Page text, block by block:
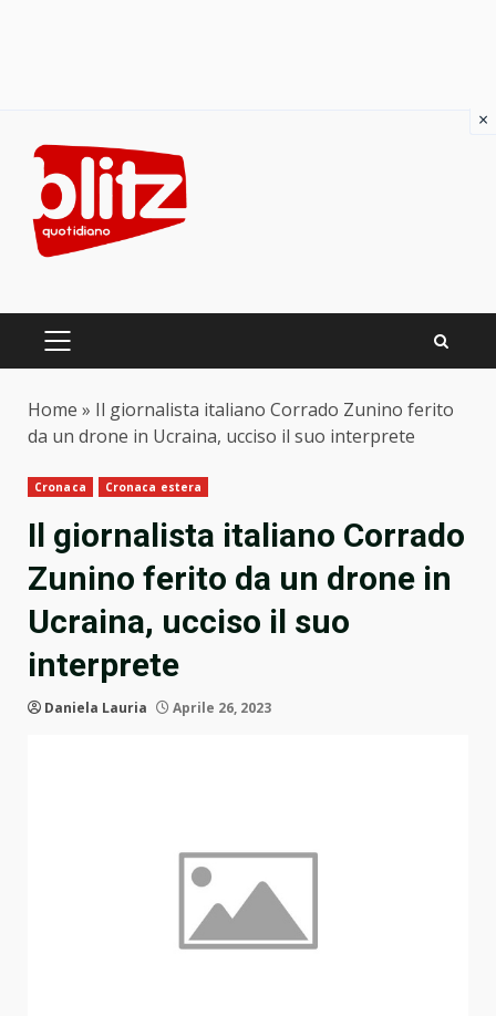
content
PRIMARY
Home » Il giornalista italiano Corrado Zunino ferito
da un drone in Ucraina, ucciso il suo interprete
Cronaca Cronaca estera
Il giornalista italiano Corrado
Zunino ferito da un drone in
Ucraina, ucciso il suo
interprete
Daniela Lauria Aprile 26, 2023
×